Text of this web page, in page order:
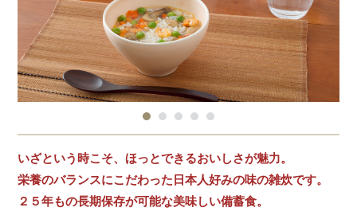
いざという時こそ、ほっとできるおいしさが魅力。
栄養のバランスにこだわった日本人好みの味の雑炊です。
２５年もの長期保存が可能な美味しい備蓄食。